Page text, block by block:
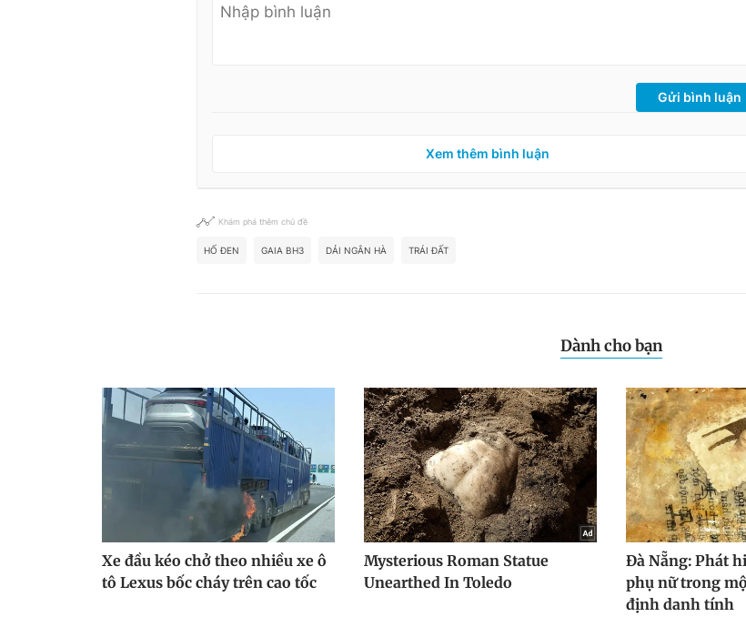
Gửi bình luận
Xem thêm bình luận
Khám phá thêm chủ đề
HỐ ĐEN GAIA BH3 DẢI NGÂN HÀ TRÁI ĐẤT